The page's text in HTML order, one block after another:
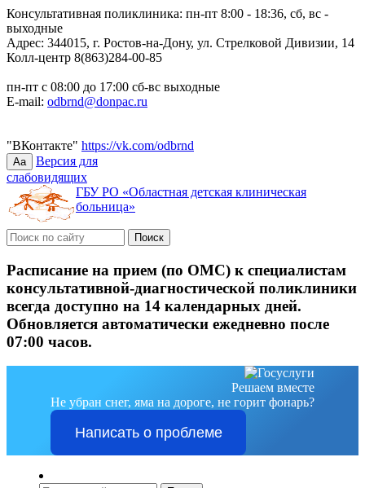
Консультативная поликлиника: пн-пт 8:00 - 18:36, сб, вс -
выходные
Адрес: 344015, г. Ростов-на-Дону, ул. Стрелковой Дивизии, 14
Колл-центр 8(863)284-00-85
пн-пт с 08:00 до 17:00 сб-вс выходные
E-mail: odbrnd@donpac.ru
"ВКонтакте" https://vk.com/odbrnd
Aa
Версия для
слабовидящих
ГБУ РО «Областная детская клиническая
больница»
Расписание на прием (по ОМС) к специалистам
консультативной-диагностической поликлиники
всегда доступно на 14 календарных дней.
Обновляется автоматически ежедневно после
07:00 часов.
Решаем вместе
Не убран снег, яма на дороге, не горит фонарь?
Написать о проблеме